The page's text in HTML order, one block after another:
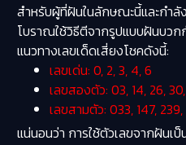
สำหรับผู้ที่ฝันในลักษณะนี้และกำลั
โบราณใช้วิธีตีจากรูปแบบฝันบวก
แนวทางเลขเด็ดเสี่ยงโชคดังนี้:
เลขเด่น: 0, 2, 3, 4, 6
เลขสองตัว: 03, 14, 26,
เลขสามตัว: 033, 147,
แน่นอนว่า การใช้ตัวเลขจากฝันเ